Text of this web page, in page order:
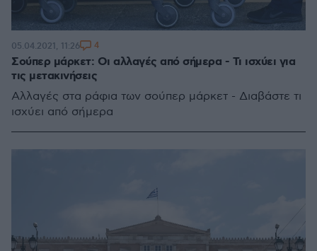
Σούπερ μάρκετ: Οι αλλαγές από σήμερα - Τι ισχύει για
τις μετακινήσεις
Αλλαγές στα ράφια των σούπερ μάρκετ - Διαβάστε τι
ισχύει από σήμερα
05.04.2021, 11:26 4